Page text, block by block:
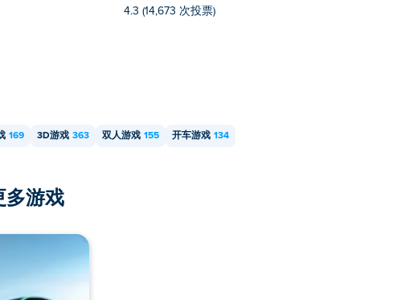
玩 Stunt Protocol。
玩《特技协议》吗？
是一款单人或本地多人游戏，所以你可以和你的朋友在同一台电脑上玩
4.3 (14,673 次投票)
169 3D游戏 363 双人游戏 155 开车游戏 134
多游戏